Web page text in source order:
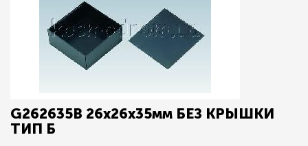
G262635B 26x26x35мм БЕЗ КРЫШКИ
ТИП Б